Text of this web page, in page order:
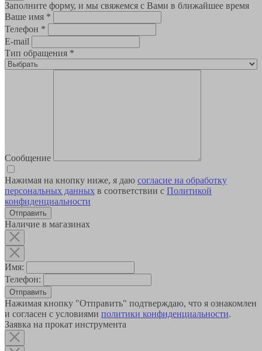
Заполните форму, и мы свяжемся с Вами в ближайшее время
Ваше имя *
Телефон *
E-mail
Тип обращения *
Сообщение
Нажимая на кнопку ниже, я даю согласие на обработку
персональных данных в соответствии с Политикой
конфиденциальности
Наличие в магазинах
Имя:
Телефон:
Отправить
Нажимая кнопку "Отправить" подтверждаю, что я ознакомлен
и согласен с условиями политики конфиденциальности.
Заявка на прокат инструмента